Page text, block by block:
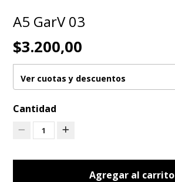
A5 GarV 03
$3.200,00
Ver cuotas y descuentos
Cantidad
1
Agregar al carrito